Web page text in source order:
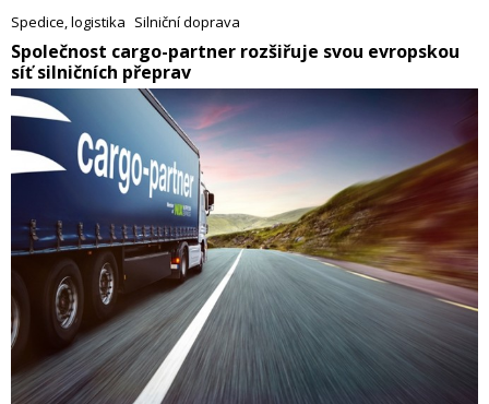
i nákladů, což firmám pomáhá zvládat náročné a dynamické
požadavky chytré organizace skladu.
Spedice, logistika Silniční doprava
​Společnost cargo-partner rozšiřuje svou evropskou
síť silničních přeprav